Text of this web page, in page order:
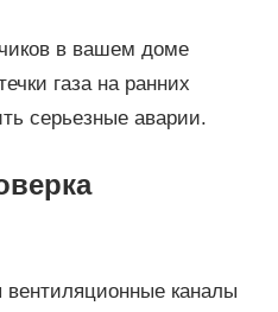
в вашем доме
газа на ранних
серьезные аварии.
каналы